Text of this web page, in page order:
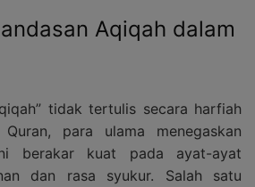
Aqiqah dalam
tidak tertulis secara harfiah
para ulama menegaskan
berakar kuat pada ayat-ayat
dan rasa syukur. Salah satu